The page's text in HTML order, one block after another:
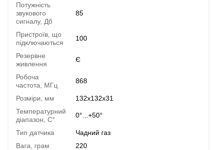
Потужність
звукового
сигналу, Дб
85
Пристроїв, що
підключаються
100
Резервне
живлення
Є
Робоча
частота, МГц
868
Розміри, мм
132x132x31
Температурний
діапазон, C°
0°...+50°
Тип датчика
Чадний газ
Вага, грам
220